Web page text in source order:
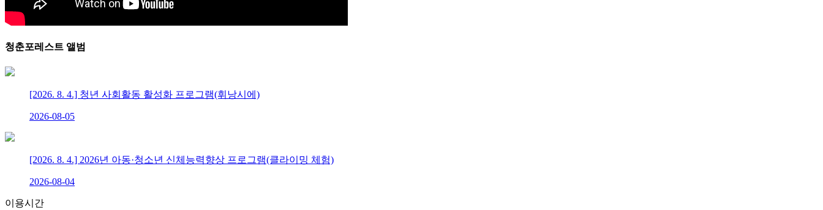
청춘포레스트 앨범
[2026. 8. 4.] 청년 사회활동 활성화 프로그램(휘낭시에)
2026-08-05
[2026. 8. 4.] 2026년 아동·청소년 신체능력향상 프로그램(클라이밍 체험)
2026-08-04
이용시간